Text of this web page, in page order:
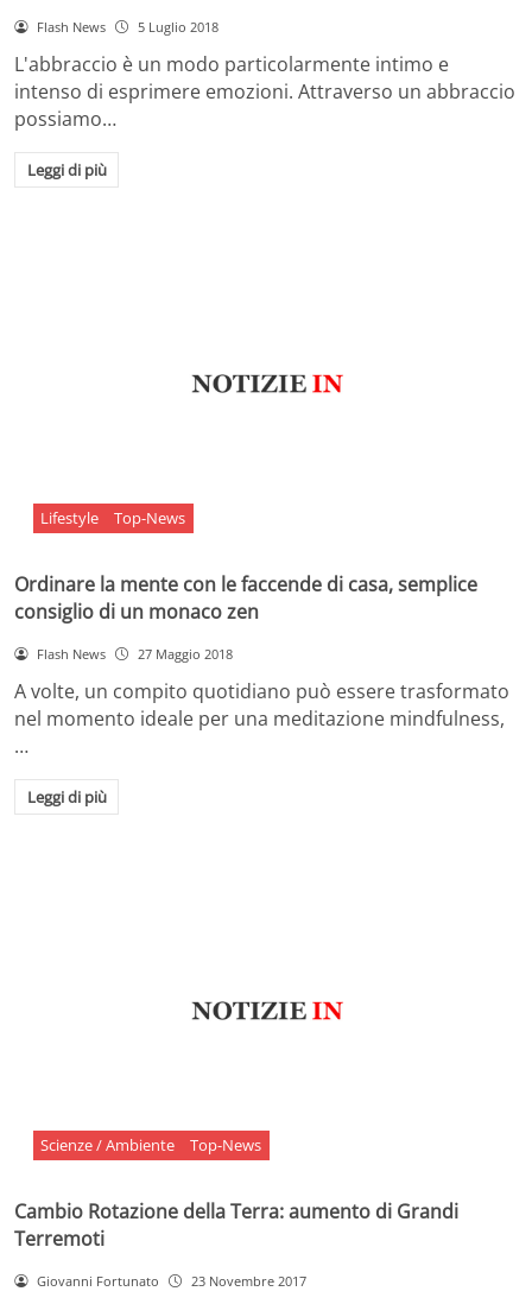
Flash News 5 Luglio 2018
L'abbraccio è un modo particolarmente intimo e
intenso di esprimere emozioni. Attraverso un abbraccio
possiamo…
Leggi di più
Lifestyle Top-News
Ordinare la mente con le faccende di casa, semplice
consiglio di un monaco zen
Flash News 27 Maggio 2018
A volte, un compito quotidiano può essere trasformato
nel momento ideale per una meditazione mindfulness,
…
Leggi di più
Scienze / Ambiente Top-News
Cambio Rotazione della Terra: aumento di Grandi
Terremoti
Giovanni Fortunato 23 Novembre 2017